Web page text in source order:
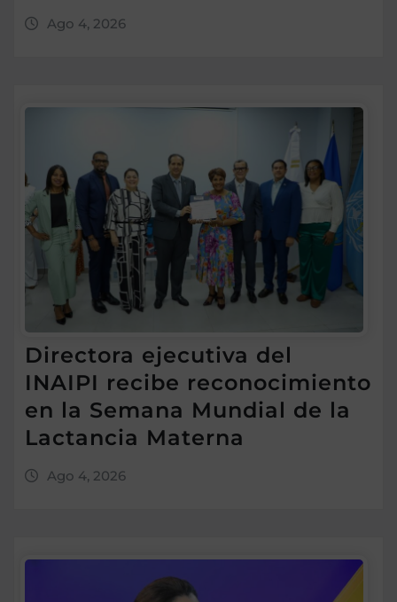
Ago 4, 2026
Directora ejecutiva del
INAIPI recibe reconocimiento
en la Semana Mundial de la
Lactancia Materna
Ago 4, 2026